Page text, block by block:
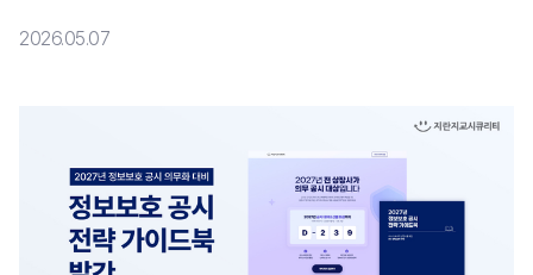
머드픽스
2026.05.07